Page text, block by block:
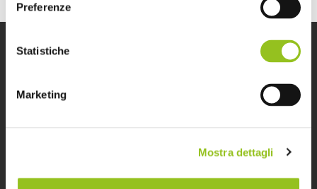
Preferenze
Statistiche
Marketing
Mostra dettagli
societaria e del lavoro. Ma non solo: contiene anche